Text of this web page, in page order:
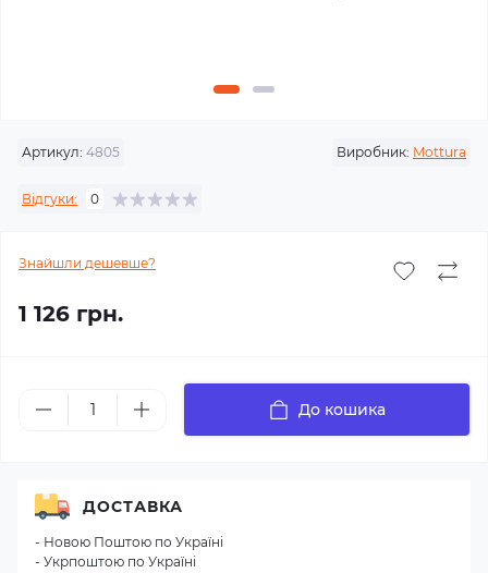
Артикул: 4805 Виробник: Mottura
Відгуки: 0
Знайшли дешевше?
1 126 грн.
До кошика
ДОСТАВКА
- Новою Поштою по Україні
- Укрпоштою по Україні